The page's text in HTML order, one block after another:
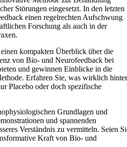
Störungen eingesetzt. In den letzten
einen regelrechten Aufschwung
Forschung als auch in der
kompakten Überblick über die
von Bio- und Neurofeedback bei
und gewinnen Einblicke in die
Erfahren Sie, was wirklich
Placebo oder doch spezifische
Grundlagen und
und spannenden
Verständnis zu vermitteln. Seien
Kraft von Bio- und